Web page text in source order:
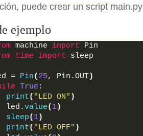
puede crear un script main.py
ejemplo
machine import Pin
time import sleep
= Pin( 25, Pin.OUT)
True :
print( "LED ON" )
led.
value( 1)
sleep( 1)
print( "LED OFF" )